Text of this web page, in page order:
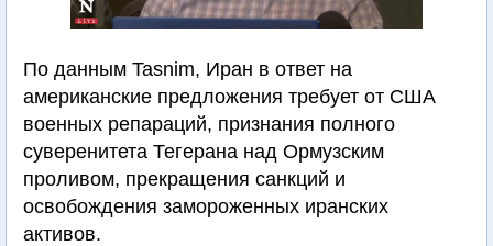
По данным Tasnim, Иран в ответ на
американские предложения требует от США
военных репараций, признания полного
суверенитета Тегерана над Ормузским
проливом, прекращения санкций и
освобождения замороженных иранских
активов.